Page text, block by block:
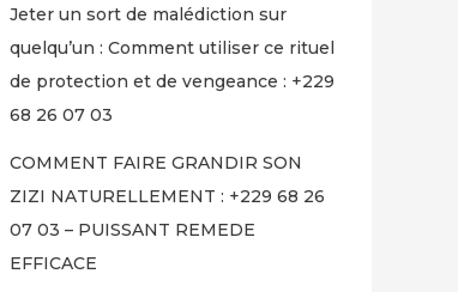
Jeter un sort de malédiction sur
quelqu’un : Comment utiliser ce rituel
de protection et de vengeance : +229
68 26 07 03
COMMENT FAIRE GRANDIR SON
ZIZI NATURELLEMENT : +229 68 26
07 03 – PUISSANT REMEDE
EFFICACE